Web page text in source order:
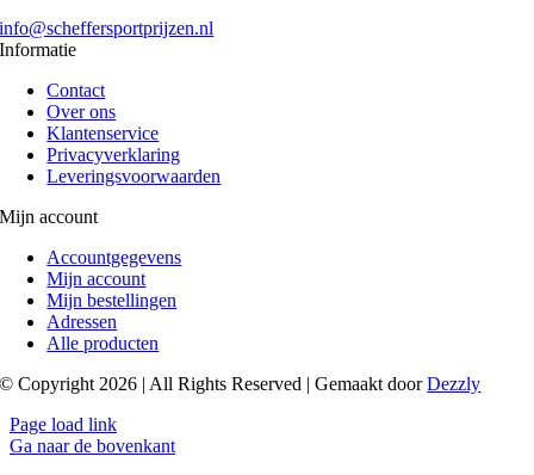
info@scheffersportprijzen.nl
Informatie
Contact
Over ons
Klantenservice
Privacyverklaring
Leveringsvoorwaarden
Mijn account
Accountgegevens
Mijn account
Mijn bestellingen
Adressen
Alle producten
© Copyright 2026 | All Rights Reserved | Gemaakt doorDezzly
Page load link
Ga naar de bovenkant